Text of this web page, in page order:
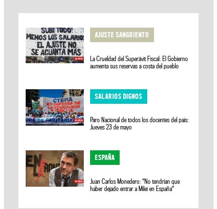
AJUSTE SANGRIENTO
La Crueldad del Superávit Fiscal: El Gobierno
aumenta sus reservas a costa del pueblo
SALARIOS DIGNOS
Paro Nacional de todos los docentes del pais:
Jueves 23 de mayo
ESPAÑA
Juan Carlos Monedero: "No tendrían que
haber dejado entrar a Milei en España"